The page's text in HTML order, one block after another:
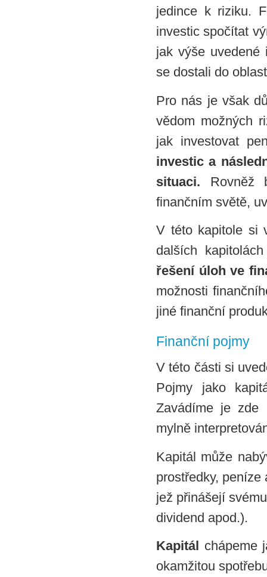
jedince k riziku.
investic spočítat
jak výše uvedené
se dostali do
Pro nás je však
vědom možných
jak investovat
investic a
situaci. Rovněž
finančním světě,
V této kapitole si
dalších
řešení úloh ve
možnosti
jiné finanční
Finanční pojmy
V této části si
Pojmy jako
Zavádíme je zde
mylně
Kapitál může
prostředky, peníze
jež přinášejí
dividend apod.).
Kapitál chápeme
okamžitou